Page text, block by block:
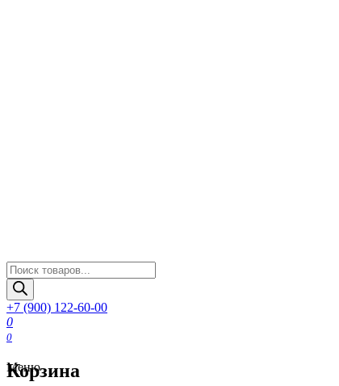
Поиск
товаров
+7 (900) 122-60-00
0
0
Корзина
Меню